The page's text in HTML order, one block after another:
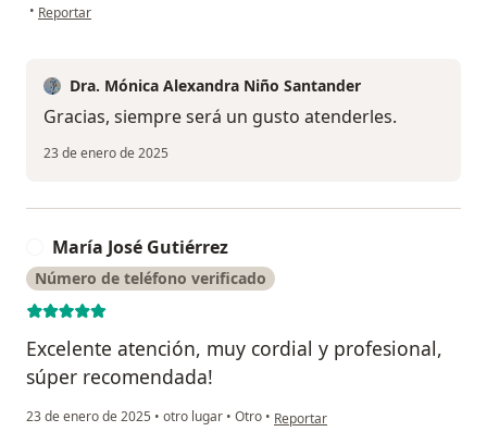
• en opinión del usuario Martha Lucía
Reportar
Dra. Mónica Alexandra Niño Santander
Gracias, siempre será un gusto atenderles.
23 de enero de 2025
María José Gutiérrez
Número de teléfono verificado
Excelente atención, muy cordial y profesional,
súper recomendada!
23 de enero de 2025 • otro lugar • Otro • en opinión del usuario María José
Reportar